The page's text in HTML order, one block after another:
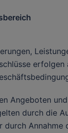
erfolgen
Angeboten
durch die
durch Annahme